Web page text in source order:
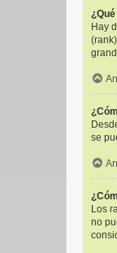
Hay
se
Los
no